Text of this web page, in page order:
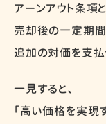
アーンアウト条項と
売却後の一定期間
追加の対価を支払
一見すると、
「高い価格を実現